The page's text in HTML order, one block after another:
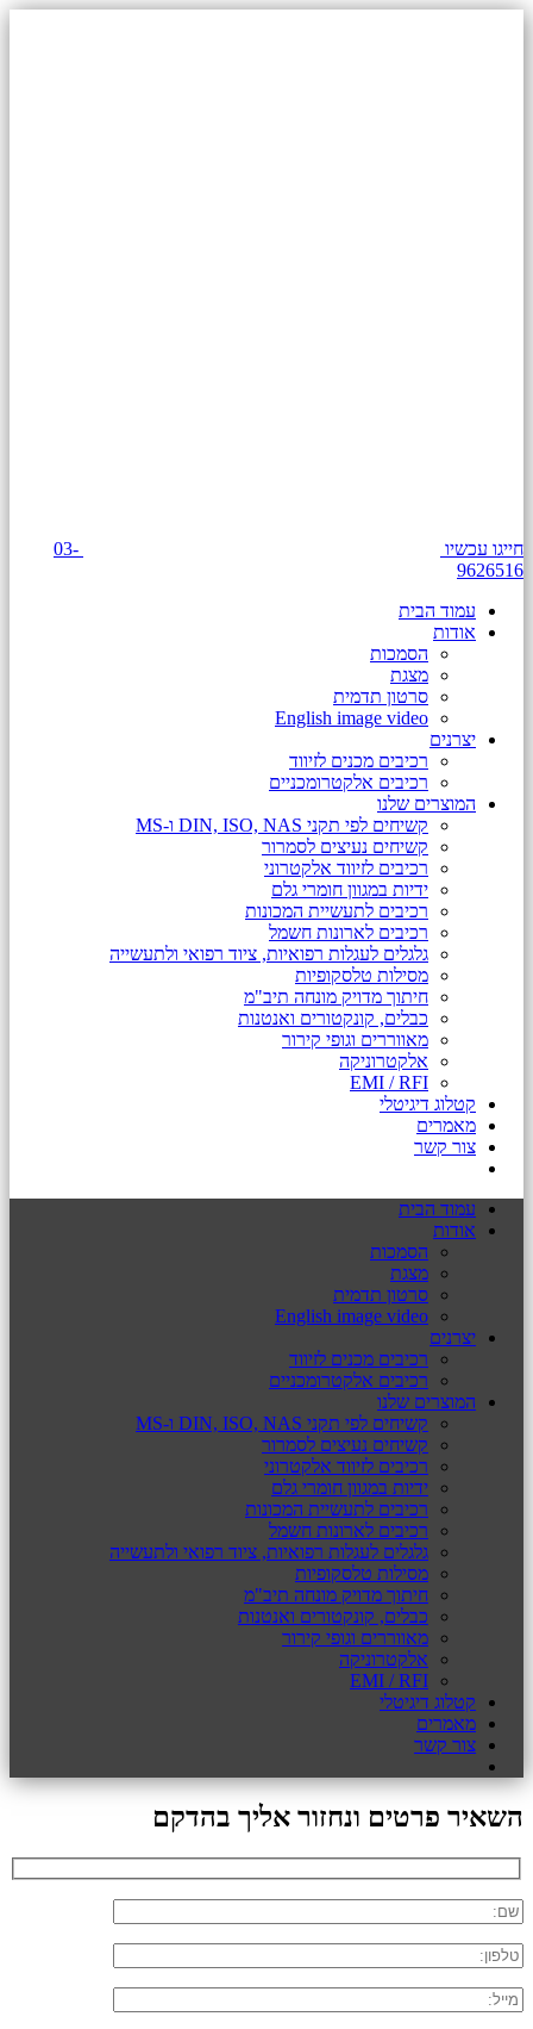
חייגו עכשיו
03-
9626516
עמוד הבית
אודות
הסמכות
מצגת
סרטון תדמית
English image video
יצרנים
רכיבים מכנים לזיווד
רכיבים אלקטרומכניים
המוצרים שלנו
קשיחים לפי תקני DIN, ISO, NAS ו-MS
קשיחים נעיצים לסמרור
רכיבים לזיווד אלקטרוני
ידיות במגוון חומרי גלם
רכיבים לתעשיית המכונות
רכיבים לארונות חשמל
גלגלים לעגלות רפואיות, ציוד רפואי ולתעשייה
מסילות טלסקופיות
חיתוך מדויק מונחה תיב"מ
כבלים, קונקטורים ואנטנות
מאווררים וגופי קירור
אלקטרוניקה
EMI / RFI
קטלוג דיגיטלי
מאמרים
צור קשר
עמוד הבית
אודות
הסמכות
מצגת
סרטון תדמית
English image video
יצרנים
רכיבים מכנים לזיווד
רכיבים אלקטרומכניים
המוצרים שלנו
קשיחים לפי תקני DIN, ISO, NAS ו-MS
קשיחים נעיצים לסמרור
רכיבים לזיווד אלקטרוני
ידיות במגוון חומרי גלם
רכיבים לתעשיית המכונות
רכיבים לארונות חשמל
גלגלים לעגלות רפואיות, ציוד רפואי ולתעשייה
מסילות טלסקופיות
חיתוך מדויק מונחה תיב"מ
כבלים, קונקטורים ואנטנות
מאווררים וגופי קירור
אלקטרוניקה
EMI / RFI
קטלוג דיגיטלי
מאמרים
צור קשר
השאיר פרטים ונחזור אליך בהדקם